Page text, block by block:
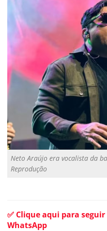
Neto Araújo era vocalista da
Reprodução
✅ Clique aqui para
WhatsApp